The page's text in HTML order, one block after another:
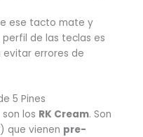
ese tacto mate y
de las teclas es
evitar errores de
5 Pines
los RK Cream. Son
que vienen pre-